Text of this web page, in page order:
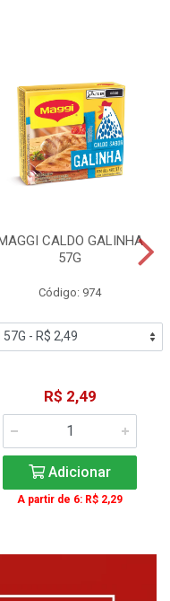
CALDO GALINHA
57G
Código: 974
R$ 2,49
Adicionar
A partir de 6: R$ 2,29